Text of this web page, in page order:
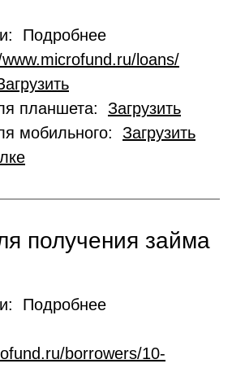
Подробнее
loans/
планшета: Загрузить
мобильного: Загрузить
получения займа
Подробнее
borrowers/10-